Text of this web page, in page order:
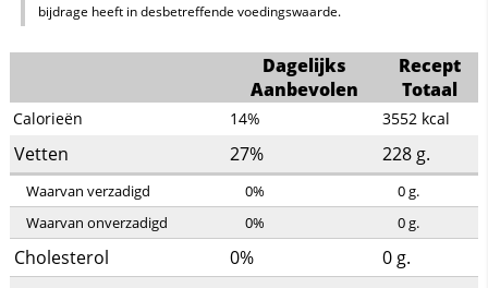
bijdrage heeft in desbetreffende voedingswaarde.
Dagelijks
Aanbevolen
Recept
Totaal
Calorieën 14% 3552 kcal
Vetten 27% 228 g.
Waarvan verzadigd 0% 0g.
Waarvan onverzadigd
0% 0g.
Cholesterol 0% 0 g.